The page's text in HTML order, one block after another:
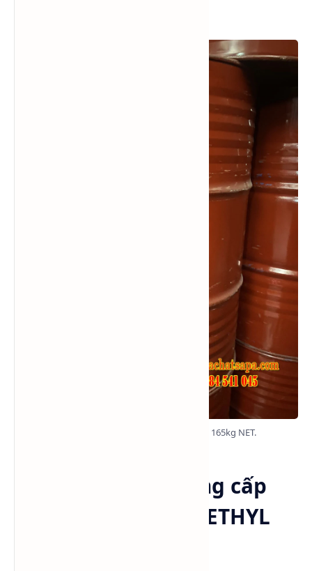
Dung môi MEK hàng bồn đóng phuy 165kg NET.
Liên hệ công ty cung cấp
dung môi METHYL ETHYL